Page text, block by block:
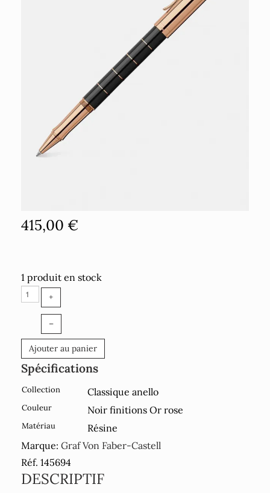
415,00 €
1 produit en stock
+
–
Ajouter au panier
Spécifications
Collection Classique anello
Couleur Noir finitions Or rose
Matériau
Résine
Marque: Graf Von Faber-Castell
Réf. 145694
DESCRIPTIF